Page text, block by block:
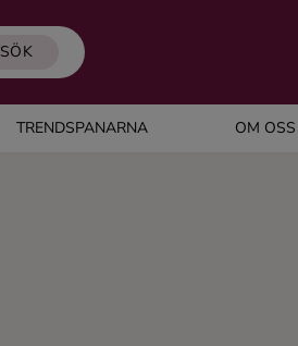
SÖK
TRENDSPANARNA OM OSS